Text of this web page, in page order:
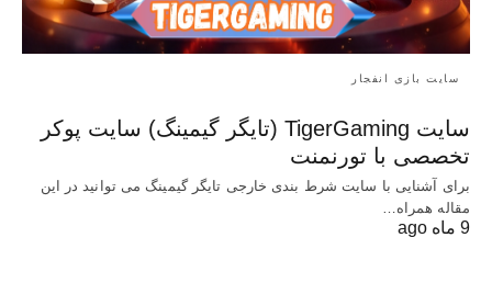
سایت بازی انفجار
سایت TigerGaming (تایگر گیمینگ) سایت پوکر
تخصصی با تورنمنت
برای آشنایی با سایت شرط بندی خارجی تایگر گیمینگ می توانید در این
مقاله همراه…
9 ماه ago